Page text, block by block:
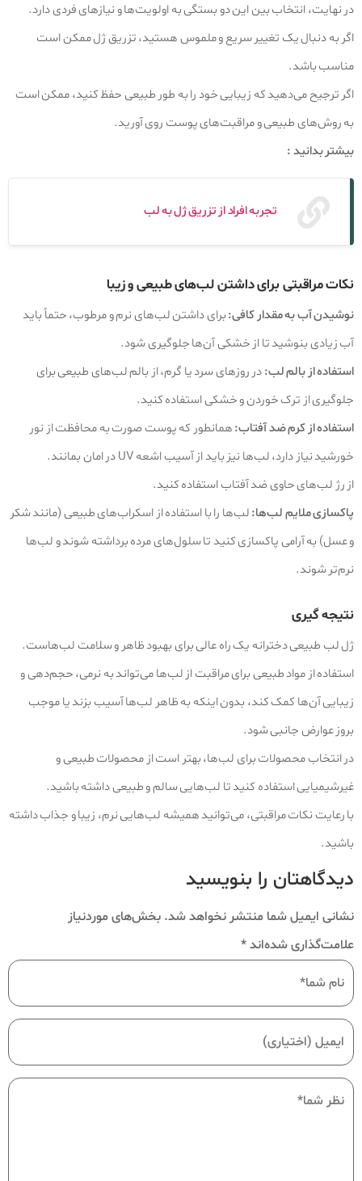
در نهایت، انتخاب بین این دو بستگی به اولویت‌ها و نیازهای فردی دارد.
اگر به دنبال یک تغییر سریع و ملموس هستید، تزریق ژل ممکن است
مناسب باشد.
اگر ترجیح می‌دهید که زیبایی خود را به طور طبیعی حفظ کنید، ممکن است
به روش‌های طبیعی و مراقبت‌های پوست روی آورید.
بیشتر بدانید :
تجربه افراد از تزریق ژل به لب
نکات مراقبتی برای داشتن لب‌های طبیعی و زیبا
نوشیدن آب به مقدار کافی:برای داشتن لب‌های نرم و مرطوب، حتماً باید
آب زیادی بنوشید تا از خشکی آن‌ها جلوگیری شود.
استفاده از بالم لب:در روزهای سرد یا گرم، از بالم لب‌های طبیعی برای
جلوگیری از ترک خوردن و خشکی استفاده کنید.
استفاده از کرم ضد آفتاب:همانطور که پوست صورت به محافظت از نور
خورشید نیاز دارد، لب‌ها نیز باید از آسیب اشعه UV در امان بمانند.
از رژ لب‌های حاوی ضد آفتاب استفاده کنید.
پاکسازی ملایم لب‌ها:لب‌ها را با استفاده از اسکراب‌های طبیعی (مانند شکر
و عسل) به آرامی پاکسازی کنید تا سلول‌های مرده برداشته شوند و لب‌ها
نرم‌تر شوند.
نتیجه‌ گیری
ژل لب طبیعی دخترانه یک راه عالی برای بهبود ظاهر و سلامت لب‌هاست.
استفاده از مواد طبیعی برای مراقبت از لب‌ها می‌تواند به نرمی، حجم‌دهی و
زیبایی آن‌ها کمک کند، بدون اینکه به ظاهر لب‌ها آسیب بزند یا موجب
بروز عوارض جانبی شود.
در انتخاب محصولات برای لب‌ها، بهتر است از محصولات طبیعی و
غیرشیمیایی استفاده کنید تا لب‌هایی سالم و طبیعی داشته باشید.
با رعایت نکات مراقبتی، می‌توانید همیشه لب‌هایی نرم، زیبا و جذاب داشته
باشید.
دیدگاهتان را بنویسید
نشانی ایمیل شما منتشر نخواهد شد. بخش‌های موردنیاز
علامت‌گذاری شده‌اند*